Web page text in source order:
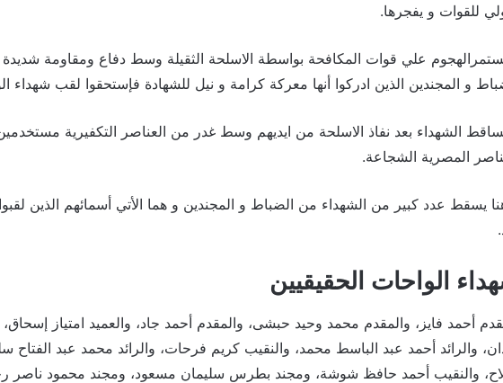
للقوات و يفجرها.
علي قوات المكافحة بواسطة الاسلحة الثقيلة وسط دفاع ومقاومة
و المجندين الذين ادركوا أنها معركة كرامة و نيل للشهادة فإستحقوا لقب شهداء
الشهداء بعد نفاذ الاسلحة من ايديهم وسط غدر من العناصر التكفيرية
المصرية الشجاعة.
يسقط عدد كبير من الشهداء من الضباط و المجندين و هما الأتي أسمائهم الذين
الواحات الحقيقيين
أحمد فايز، والمقدم محمد وحيد حبشى، والمقدم أحمد جاد، والعميد امتياز
والرائد أحمد عبد الباسط محمد، والنقيب كريم فرحات، والرائد محمد عبد الفتاح
والنقيب أحمد حافظ شوشة، ومجند بطرس سليمان مسعود، ومجند محمود